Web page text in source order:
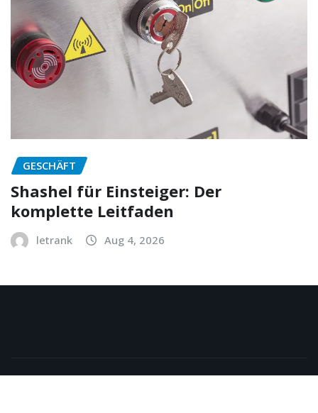
GESCHÄFT
Shashel für Einsteiger: Der
komplette Leitfaden
letrank Aug 4, 2026